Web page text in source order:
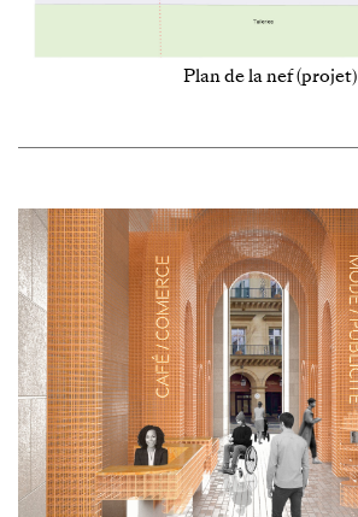
Plan de la nef (projet)